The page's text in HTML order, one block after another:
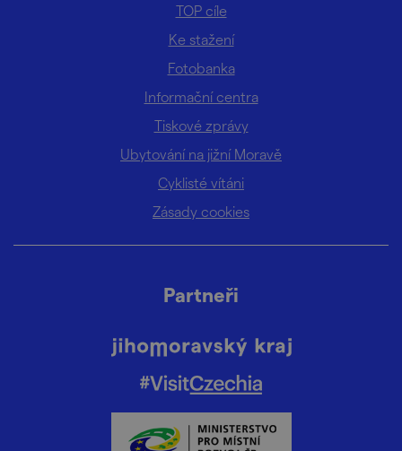
TOP cíle
Ke stažení
Fotobanka
Informační centra
Tiskové zprávy
Ubytování na jižní Moravě
Cyklisté vítáni
Zásady cookies
Partneři